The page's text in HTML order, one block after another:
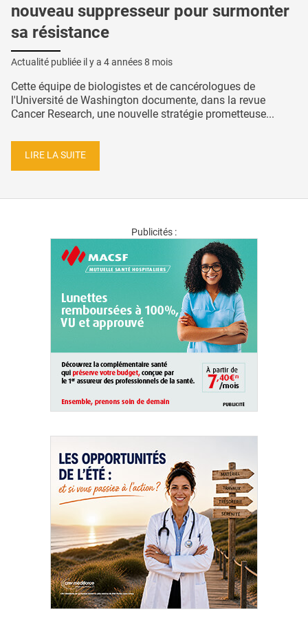
nouveau suppresseur pour surmonter
sa résistance
Actualité publiée il y a 4 années 8 mois
Cette équipe de biologistes et de cancérologues de
l'Université de Washington documente, dans la revue
Cancer Research, une nouvelle stratégie prometteuse...
LIRE LA SUITE
Publicités :